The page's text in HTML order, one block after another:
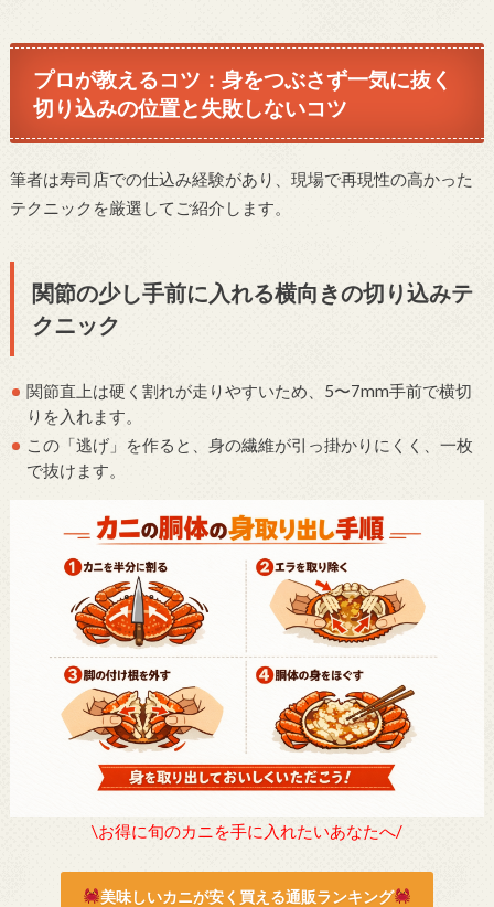
プロが教えるコツ：身をつぶさず一気に抜く
切り込みの位置と失敗しないコツ
筆者は寿司店での仕込み経験があり、現場で再現性の高かった
テクニックを厳選してご紹介します。
関節の少し手前に入れる横向きの切り込みテ
クニック
関節直上は硬く割れが走りやすいため、5〜7mm手前で横切
りを入れます。
この「逃げ」を作ると、身の繊維が引っ掛かりにくく、一枚
で抜けます。
\お得に旬のカニを手に入れたいあなたへ/
美味しいカニが安く買える通販ランキング